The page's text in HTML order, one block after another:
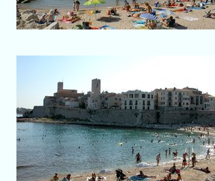
Salon-de-Provence
Antibes
Plage de la Gravette